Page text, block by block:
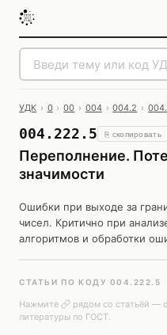
УДК › 0 › 00 › 004 › 004.2 ›
004.222.5 ⎘ скопировать
Переполнение.
значимости
Ошибки при выходе за
чисел. Критично при
алгоритмов и обработки
СТАТЬИ ПО КОДУ 004.222.5
Нажмите
рядом со статьёй —
литературы по ГОСТ.